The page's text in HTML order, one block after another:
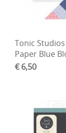
Verf en Co°
Tekenen -
Haken - Vilt
Bloemen
Tonic
Paper Blue
€ 6,50